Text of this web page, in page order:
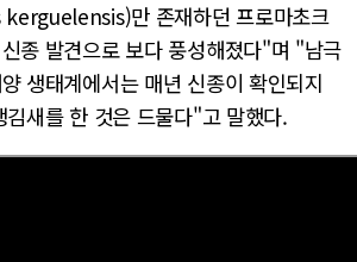
만 존재하던 프로마초크
종 발견으로 보다 풍성해졌다"며 "남극
생태계에서는 매년 신종이 확인되지
새를 한 것은 드물다"고 말했다.